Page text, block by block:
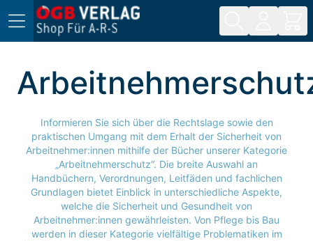
Informieren Sie sich über die Rechtslage sowie den
praktischen Umgang mit dem Erhalt der Sicherheit von
Arbeitnehmer:innen mithilfe der Bücher unserer Kategorie
„Arbeitnehmerschutz“. Die breite Auswahl an
Handbüchern, Verordnungen, Leitfäden und fachlichen
Grundlagen bietet Einblick in unterschiedliche Aspekte,
welche die Sicherheit und Gesundheit von
Arbeitnehmer:innen gewährleisten. Von Pflege bis Bau
werden in dieser Kategorie vielfältige Problematiken im